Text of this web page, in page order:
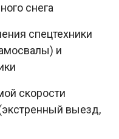
снега
спецтехники
и
скорости
выезд,